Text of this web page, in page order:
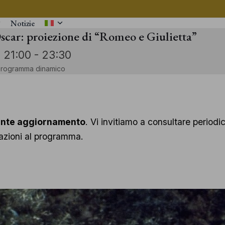
Notizie
proiezione di “Romeo e Giulietta”
- 23:30
dinamico
aggiornamento. Vi invitiamo a consultare
al programma.